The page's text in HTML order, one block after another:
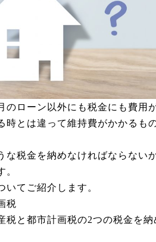
のローン以外にも税金にも費用
時とは違って維持費がかかるも
な税金を納めなければならない
。
いてご紹介します。
税
税と都市計画税の2つの税金を納